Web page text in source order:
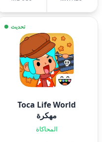
تحديث
Toca Life World
مهكرة
المحاكاة